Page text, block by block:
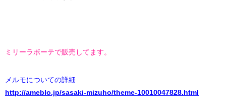
ミリーラボーテで販売してます。
メルモについての詳細
http://ameblo.jp/sasaki-mizuho/theme-10010047828.html